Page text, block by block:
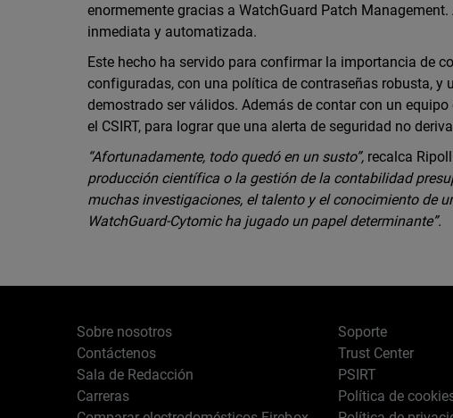
enormemente gracias a WatchGuard Patch
inmediata y automatizada.
Este hecho ha servido para confirmar la importancia de
configuradas, con una política de contraseñas robusta,
demostrado ser válidos. Además de contar con un
el CSIRT, para lograr que una alerta de seguridad no
“Afortunadamente, todo quedó en un susto”, recalca
producción científica o la gestión de la contabilidad
muchas investigaciones, el talento y el conocimiento de
WatchGuard-Cytomic ha jugado un papel determinante”.
Sobre nosotros
Contáctenos
Sala de Redacción
Carreras
Soporte
Trust Center
PSIRT
Política de